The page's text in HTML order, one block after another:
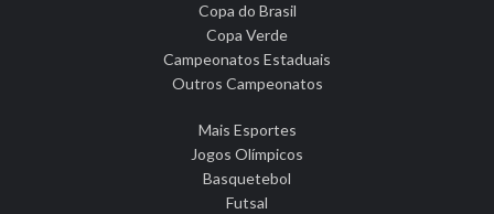
Copa do Brasil
Copa Verde
Campeonatos Estaduais
Outros Campeonatos
Mais Esportes
Jogos Olímpicos
Basquetebol
Futsal